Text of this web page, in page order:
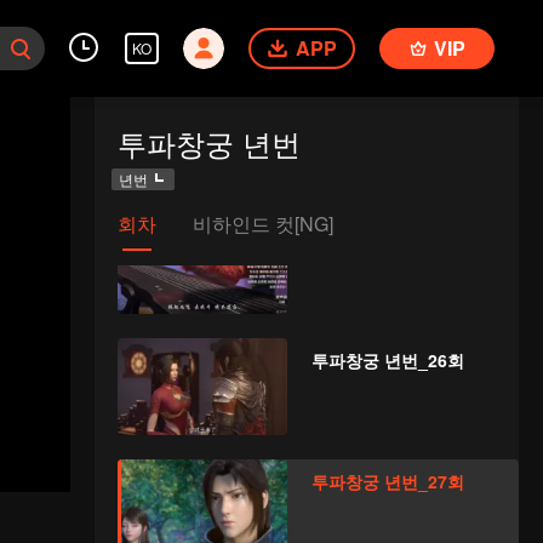
KO APP VIP
투파창궁 년번
년번
회차 비하인드 컷[NG]
투파창궁 년번_25회
투파창궁 년번_26회
투파창궁 년번_27회